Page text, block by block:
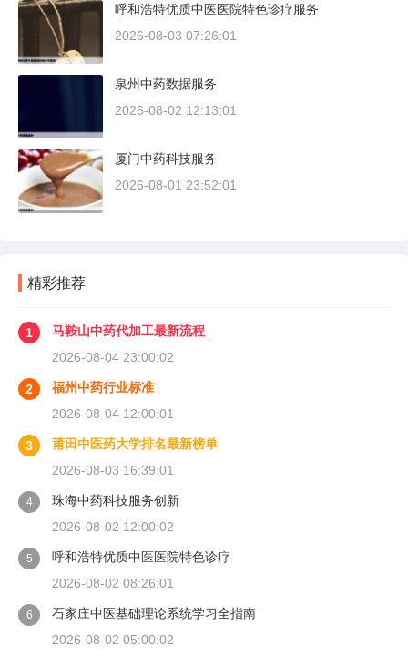
呼和浩特优质中医医院特色诊疗服务
2026-08-03 07:26:01
泉州中药数据服务
2026-08-02 12:13:01
厦门中药科技服务
2026-08-01 23:52:01
精彩推荐
1
马鞍山中药代加工最新流程
2026-08-04 23:00:02
2
福州中药行业标准
2026-08-04 12:00:01
3
莆田中医药大学排名最新榜单
2026-08-03 16:39:01
4
珠海中药科技服务创新
2026-08-02 12:00:02
5
呼和浩特优质中医医院特色诊疗
2026-08-02 08:26:01
6
石家庄中医基础理论系统学习全指南
2026-08-02 05:00:02